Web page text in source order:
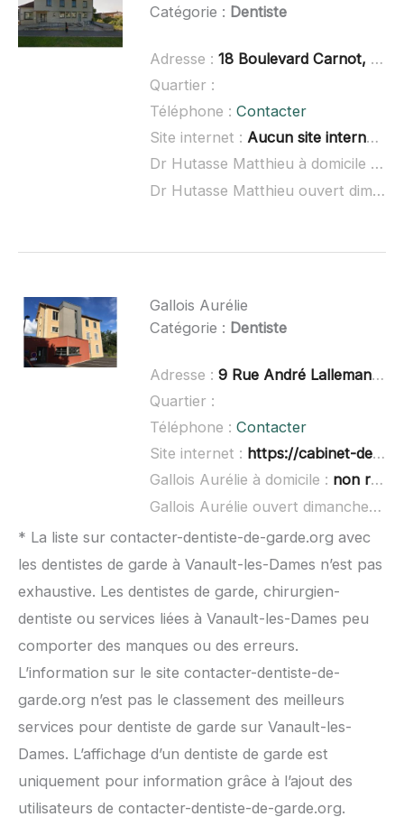
Catégorie : Dentiste
Adresse : 18 Boulevard Carnot, 51300 Vitry-le-François
Quartier :
Téléphone : Contacter
Site internet : Aucun site internet connu
Dr Hutasse Matthieu à domicile :
Dr Hutasse Matthieu ouvert dimanche :
Gallois Aurélie
Catégorie : Dentiste
Adresse : 9 Rue André Lallemand, 55000 Bar-le-Duc
Quartier :
Téléphone : Contacter
Site internet : https://cabinet-dentaire1.webnode.fr/
Gallois Aurélie à domicile : non renseigné
Gallois Aurélie ouvert dimanche :
* La liste sur contacter-dentiste-de-garde.org avec
les dentistes de garde à Vanault-les-Dames n’est pas
exhaustive. Les dentistes de garde, chirurgien-
dentiste ou services liées à Vanault-les-Dames peu
comporter des manques ou des erreurs.
L’information sur le site contacter-dentiste-de-
garde.org n’est pas le classement des meilleurs
services pour dentiste de garde sur Vanault-les-
Dames. L’affichage d’un dentiste de garde est
uniquement pour information grâce à l’ajout des
utilisateurs de contacter-dentiste-de-garde.org.